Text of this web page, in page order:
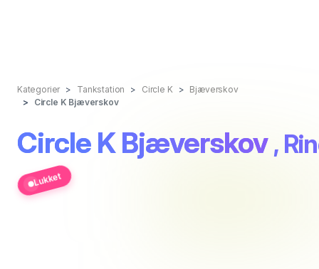
Kategorier Tankstation Circle K
Bjæverskov
Circle K Bjæverskov
Circle K Bjæverskov ,
Lukket